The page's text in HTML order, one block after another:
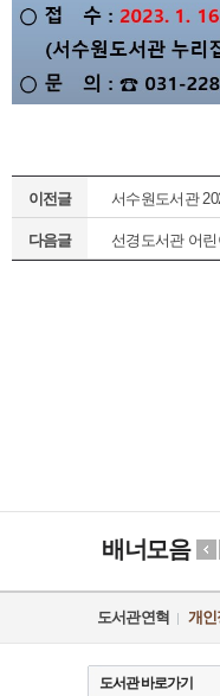
이전글 서수원도서관
다음글 선경도서관 어린
배너모음
도서관연혁 개인
도서관 바로가기